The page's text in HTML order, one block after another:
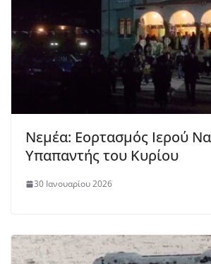
Νεμέα: Εορτασμός Ιερού
Υπαπαντής του Κυρίου
30 Ιανουαρίου 2026